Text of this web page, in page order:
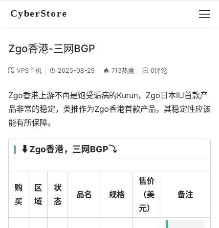
CyberStore
Zgo香港-三网BGP
VPS主机 2025-08-29 713热度 0评论
Zgo香港上游不再是饱受诟病的Kurun，Zgo日本IIJ首款产
品非常的稳定，类推作为Zgo香港首款产品，其稳定性应该
能有所保障。
⬇️Zgo香港，三网BGP⤵️
购
买
区
域
状
态
品名 规格
售价
（美
元）
备注